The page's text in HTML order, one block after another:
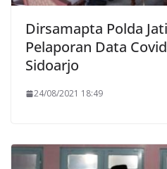
Dirsamapta Polda
Pelaporan Data
Sidoarjo
24/08/2021 18:49